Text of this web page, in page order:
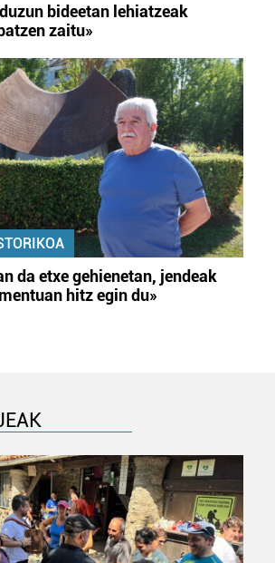
bideetan lehiatzeak
zaitu»
da etxe gehienetan, jendeak
hitz egin du»